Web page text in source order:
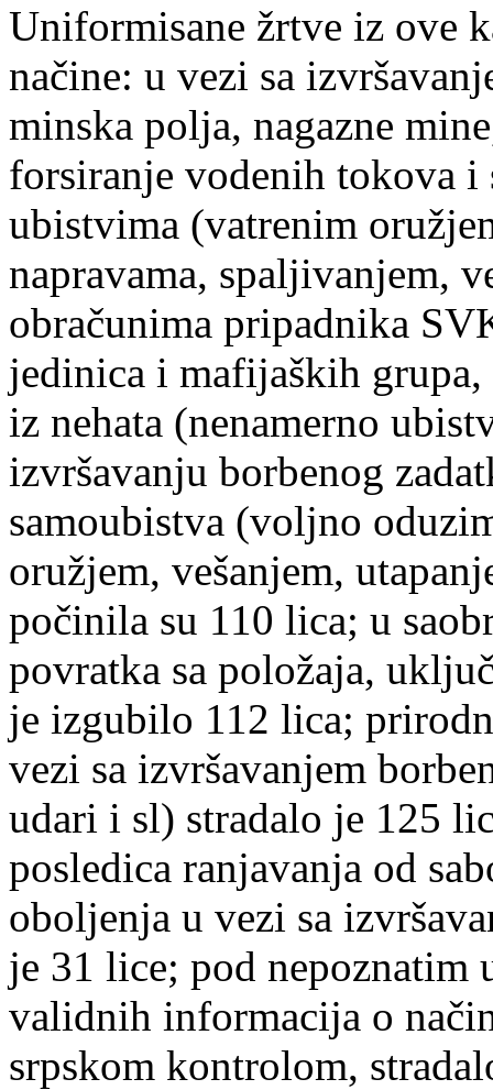
Uniformisane žrtve iz ove
načine: u vezi sa
minska polja, nagazne
forsiranje vodenih tokova i
ubistvima (vatrenim
napravama, spaljivanjem,
obračunima pripadnika
jedinica i mafijaških
iz nehata (nenamerno
izvršavanju borbenog
samoubistva (voljno
oružjem, vešanjem,
počinila su 110 lica; u
povratka sa položaja,
je izgubilo 112 lica;
vezi sa izvršavanjem
udari i sl) stradalo je 125
posledica ranjavanja od
oboljenja u vezi sa
je 31 lice; pod nepoznatim
validnih informacija o
srpskom kontrolom,